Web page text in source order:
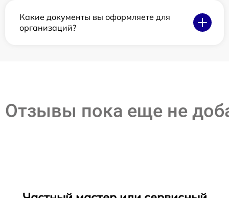
Какие документы вы оформляете для
организаций?
Отзывы пока еще не